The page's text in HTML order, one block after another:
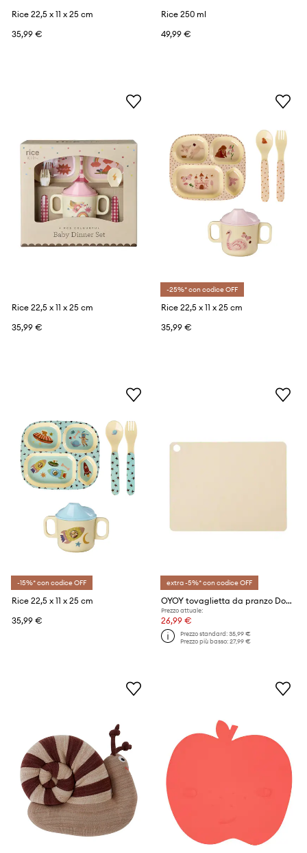
Rice 22,5 x 11 x 25 cm
35,99 €
Rice 250 ml
49,99 €
Rice 22,5 x 11 x 25 cm
35,99 €
-25%* con codice OFF
Rice 22,5 x 11 x 25 cm
35,99 €
-15%* con codice OFF
Rice 22,5 x 11 x 25 cm
35,99 €
extra -5%* con codice OFF
OYOY tovaglietta da pranzo Dotto pacco da 2
Prezzo attuale:
26,99 €
Prezzo standard:35,99 €
Prezzo più basso:27,99 €